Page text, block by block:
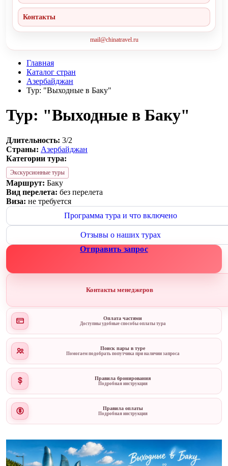
Контакты
mail@chinatravel.ru
Главная
Каталог стран
Азербайджан
Тур: "Выходные в Баку"
Тур: "Выходные в Баку"
Длительность: 3/2
Страны: Азербайджан
Категории тура:
Экскурсионные туры
Маршрут: Баку
Вид перелета: без перелета
Виза: не требуется
Программа тура и что включено
Отзывы о наших турах
Отправить запрос
Контакты менеджеров
Оплата частями
Доступны удобные способы оплаты тура
Поиск пары в туре
Помогаем подобрать попутчика при наличии запроса
Правила бронирования
Подробная инструкция
Правила оплаты
Подробная инструкция